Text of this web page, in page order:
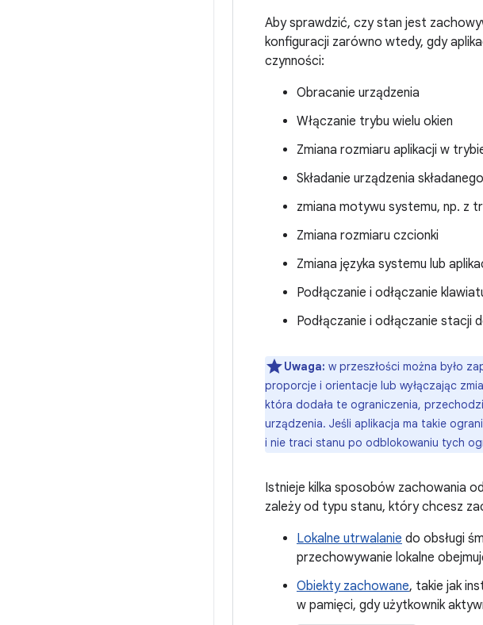
Aby sprawdzić, czy stan jest
konfiguracji zarówno wtedy, gdy
czynności:
Obracanie urządzenia
Włączanie trybu wielu okien
Zmiana rozmiaru aplikacji w
Składanie urządzenia
zmiana motywu systemu, np. z
Zmiana rozmiaru czcionki
Zmiana języka systemu lub
Podłączanie i odłączanie
Podłączanie i odłączanie stacji
Uwaga: w przeszłości można było
proporcje i orientacje lub wyłączając
która dodała te ograniczenia,
urządzenia. Jeśli aplikacja ma takie
i nie traci stanu po odblokowaniu tych
Istnieje kilka sposobów zachowania
zależy od typu stanu, który chcesz
Lokalne utrwalanie do obsługi
przechowywanie lokalne
Obiekty zachowane, takie jak
w pamięci, gdy użytkownik